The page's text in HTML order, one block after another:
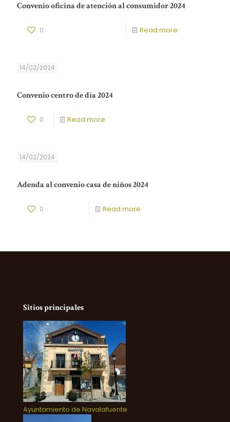
Convenio oficina de atención al consumidor 2024
0 Read more
14/02/2024
Convenio centro de día 2024
0 Read more
14/02/2024
Adenda al convenio casa de niños 2024
0 Read more
Sitios principales
Ayuntamiento de Navalafuente